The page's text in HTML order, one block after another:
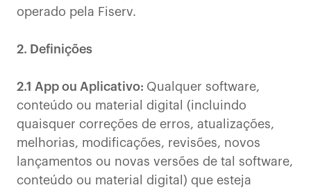
operado pela Fiserv.
2. Definições
2.1 App ou Aplicativo: Qualquer software,
conteúdo ou material digital (incluindo
quaisquer correções de erros, atualizações,
melhorias, modificações, revisões, novos
lançamentos ou novas versões de tal software,
conteúdo ou material digital) que esteja